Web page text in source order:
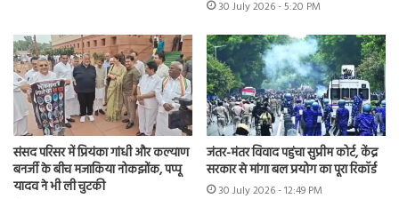
30 July 2026 - 5:20 PM
संसद परिसर में प्रियंका गांधी और कल्याण
बनर्जी के बीच मजाकिया नोकझोंक, पप्पू
यादव ने भी ली चुटकी
जंतर-मंतर विवाद पहुंचा सुप्रीम कोर्ट, केंद्र
सरकार से मांगा बल प्रयोग का पूरा रिकॉर्ड
30 July 2026 - 12:49 PM